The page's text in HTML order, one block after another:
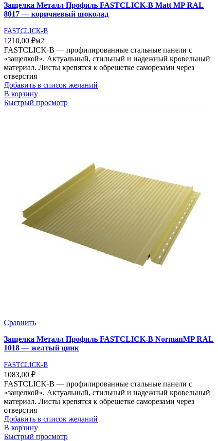
Защелка Металл Профиль FASTCLICK-В Matt MP RAL
8017 — коричневый шоколад
FASTCLICK-B
1210,00 ₽м2
FASTCLICK-В — профилированные стальные панели с
«защелкой». Актуальный, стильный и надежный кровельный
материал. Листы крепятся к обрешетке саморезами через
отверстия
Добавить в список желаний
В корзину
Быстрый просмотр
Сравнить
Защелка Металл Профиль FASTCLICK-В NormanMP RAL
1018 — желтый цинк
FASTCLICK-B
1083,00 ₽
FASTCLICK-В — профилированные стальные панели с
«защелкой». Актуальный, стильный и надежный кровельный
материал. Листы крепятся к обрешетке саморезами через
отверстия
Добавить в список желаний
В корзину
Быстрый просмотр